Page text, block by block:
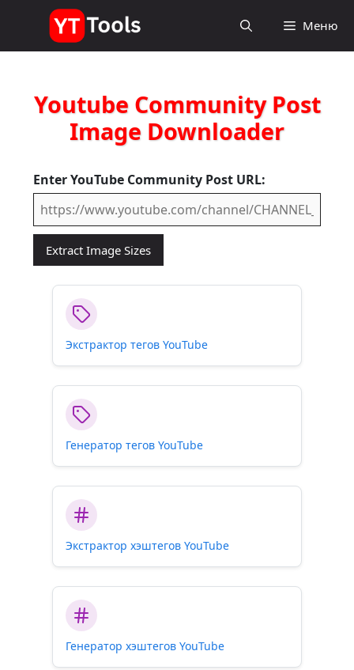
Перейти
содержимому
Меню
Youtube Community Post
Image Downloader
Enter YouTube Community Post URL:
Extract Image Sizes
Экстрактор тегов YouTube
Генератор тегов YouTube
Экстрактор хэштегов YouTube
Генератор хэштегов YouTube